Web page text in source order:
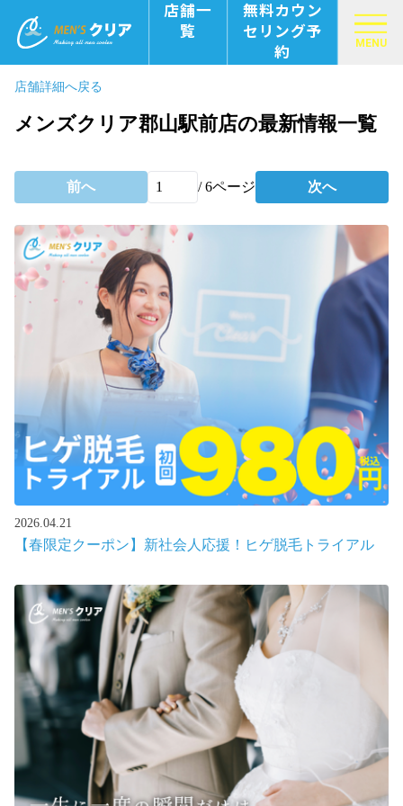
店舗一
覧
無料カウン
セリング予
約
MENU
店舗詳細へ戻る
メンズクリア郡山駅前店の最新情報一覧
前へ /6ページ 次へ
2026.04.21
【春限定クーポン】新社会人応援！ヒゲ脱毛トライアル